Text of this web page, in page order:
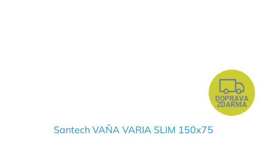
Z
A
DOPRAVA
ZDARMA
Santech VAŇA VARIA SLIM 150x75